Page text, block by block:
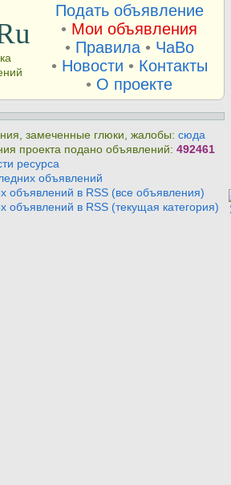
Подать объявление
• Мои объявления
• Правила• ЧаВо
• Новости • Контакты
• О проекте
замеченные глюки, жалобы:сюда
проекта подано объявлений:492461
ресурса
объявлений
объявлений в RSS (все объявления)
объявлений в RSS (текущая категория)